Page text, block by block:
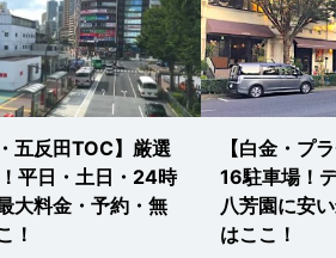
五反田TOC】厳選
平日・土日・24時
大料金・予約・無
！
【白金・プ
16駐車場！
八芳園に安
はここ！